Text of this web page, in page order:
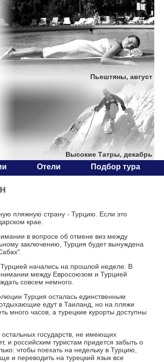
Пьештяны, август
Высокие Татры, декабрь
Отели Подбор тура
пляжную страну - Турцию. Если это
крае.
в вопросе об отмене виз между
заключению, Турция будет вынуждена
начались на прошлой неделе. В
между Евросоюзом и Турцией
совсем немного.
Турция осталась единственным
едут в Таиланд, но на пляжи
много часов, а турецкие курорты доступны
государств, не имеющих
и российским туристам придется забыть о
чтобы поехать на недельку в Турцию,
и переводить на турецкий язык все